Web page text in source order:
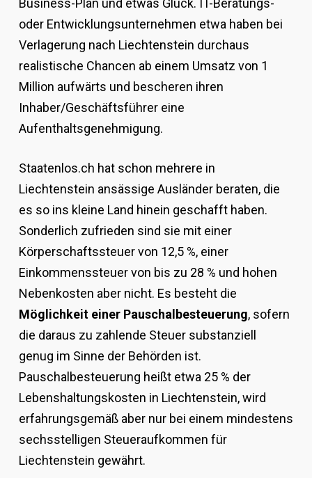
Business-Plan und etwas Glück. IT-Beratungs-
oder Entwicklungsunternehmen etwa haben bei
Verlagerung nach Liechtenstein durchaus
realistische Chancen ab einem Umsatz von 1
Million aufwärts und bescheren ihren
Inhaber/Geschäftsführer eine
Aufenthaltsgenehmigung.
Staatenlos.ch hat schon mehrere in
Liechtenstein ansässige Ausländer beraten, die
es so ins kleine Land hinein geschafft haben.
Sonderlich zufrieden sind sie mit einer
Körperschaftssteuer von 12,5 %, einer
Einkommenssteuer von bis zu 28 % und hohen
Nebenkosten aber nicht. Es besteht die
Möglichkeit einer Pauschalbesteuerung, sofern
die daraus zu zahlende Steuer substanziell
genug im Sinne der Behörden ist.
Pauschalbesteuerung heißt etwa 25 % der
Lebenshaltungskosten in Liechtenstein, wird
erfahrungsgemäß aber nur bei einem mindestens
sechsstelligen Steueraufkommen für
Liechtenstein gewährt.